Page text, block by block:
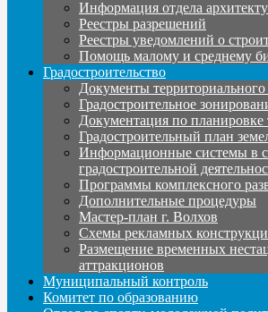
Информация отдела
Реестры разрешений
Реестры уведомлений о
Помощь малому и среднему
Градостроительство
Документы
Градостроительное
Документация по планировке
Градостроительный план
Информационные системы в
градостроительной
Программы комплексного
Дополнительные процедуры
Мастер-план г. Волхов
Схемы рекламных
Размещение временных
аттракционов
Муниципальный контроль
Комитет по образованию